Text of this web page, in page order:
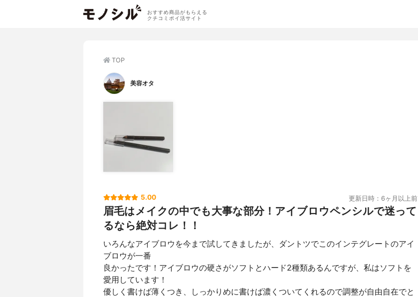
おすすめ商品がもらえる
クチコミポイ活サイト
TOP
美容オタ
5.00 更新日時：6ヶ月以上前
眉毛はメイクの中でも大事な部分！アイブロウペンシルで迷って
るなら絶対コレ！！
いろんなアイブロウを今まで試してきましたが、ダントツでこのインテグレートのアイ
ブロウが一番
良かったです！アイブロウの硬さがソフトとハード2種類あるんですが、私はソフトを
愛用しています！
優しく書けば薄くつき、しっかりめに書けば濃くついてくれるので調整が自由自在でと